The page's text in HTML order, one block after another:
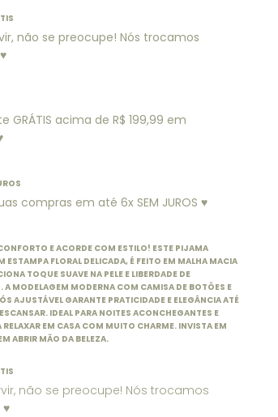
não se preocupe! Nós trocamos
GRÁTIS acima de R$ 199,99 em
compras em até 6x SEM JUROS ♥
E ACORDE COM ESTILO! ESTE PIJAMA
ESTAMPA FLORAL DELICADA, É FEITO EM MALHA MACIA
TOQUE SUAVE NA PELE E LIBERDADE DE
A MODELAGEM MODERNA COM CAMISA DE BOTÕES E
AJUSTÁVEL GARANTE PRATICIDADE E ELEGÂNCIA ATÉ
IDEAL PARA NOITES ACONCHEGANTES E
RELAXAR EM CASA COM MUITO CHARME. INVISTA EM
ABRIR MÃO DA BELEZA.
não se preocupe! Nós trocamos